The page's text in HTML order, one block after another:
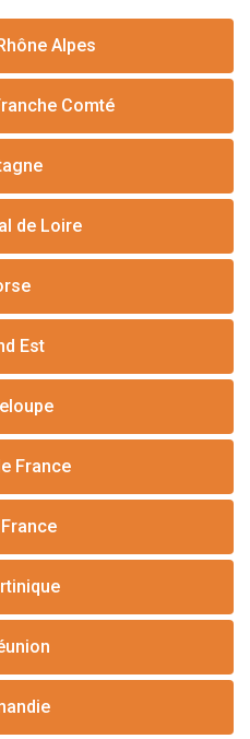
Alpes
Comté
de Loire
Est
France